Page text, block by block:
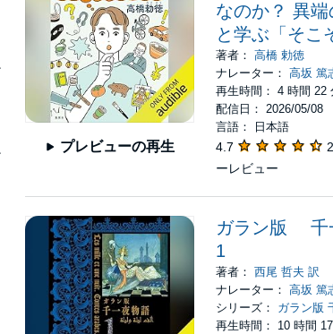
プレビューの再生
なのか？ 異
と学ぶ「そこ
著者：高橋 勅徳
ナレーター：高坂 篤
再生時間： 4 時間 22
配信日： 2026/05/08
言語： 日本語
4.7
ーレビュー
ガラン版 千
1
著者：西尾 哲夫 訳
ナレーター：高坂 篤
シリーズ： ガラン版
再生時間： 10 時間